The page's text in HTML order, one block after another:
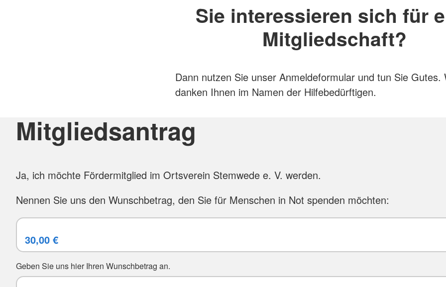
Sie interessieren sich für
Mitgliedschaft?
Dann nutzen Sie unser Anmeldeformular und tun Sie Gutes.
danken Ihnen im Namen der Hilfebedürftigen.
Mitgliedsantrag
Ja, ich möchte Fördermitglied im Ortsverein Stemwede e. V. werden.
Nennen Sie uns den Wunschbetrag, den Sie für Menschen in Not spenden möchten:
Geben Sie uns hier Ihren Wunschbetrag an.